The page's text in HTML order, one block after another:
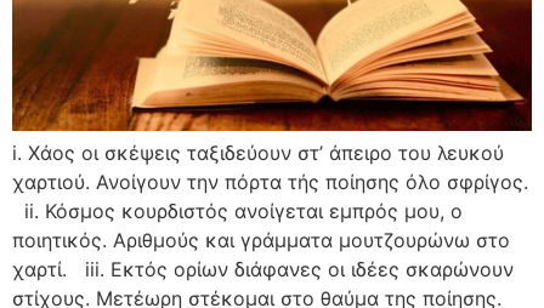
i. Χάος οι σκέψεις ταξιδεύουν στ’ άπειρο του λευκού
χαρτιού. Ανοίγουν την πόρτα τής ποίησης όλο σφρίγος.
ii. Κόσμος κουρδιστός ανοίγεται εμπρός μου, ο
ποιητικός. Αριθμούς και γράμματα μουτζουρώνω στο
χαρτί. iii. Εκτός ορίων διάφανες οι ιδέες σκαρώνουν
στίχους. Μετέωρη στέκομαι στο θαύμα της ποίησης.